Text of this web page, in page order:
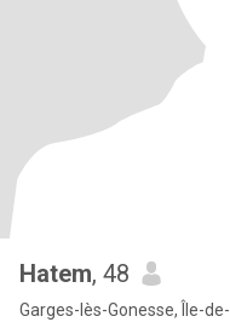
Hatem, 48
Garges-lès-Gonesse, Île-